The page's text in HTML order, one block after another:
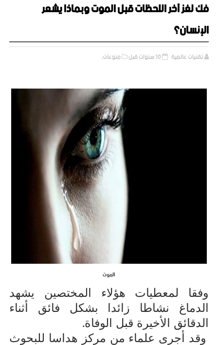
فك لغز آخر اللحظات قبل الموت وبماذا يشعر
الإنسان؟
تقنيات عالمية 10 سنوات قبل منوعات,
الموت
وفقا لمعطيات هؤلاء المختصين يشهد
الدماغ نشاطا زائدا بشكل فائق أثناء
الدقائق الأخيرة قبل الوفاة.
وقد أجرى علماء من مركز هداسا للبحوث